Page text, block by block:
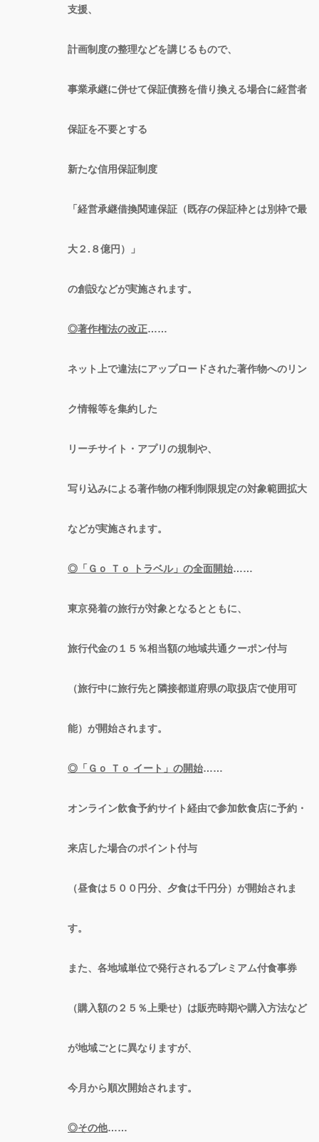
支援、
計画制度の整理などを講じるもので、
事業承継に併せて保証債務を借り換える場合に経営者
保証を不要とする
新たな信用保証制度
「経営承継借換関連保証（既存の保証枠とは別枠で最
大２.８億円）」
の創設などが実施されます。
◎著作権法の改正……
ネット上で違法にアップロードされた著作物へのリン
ク情報等を集約した
リーチサイト・アプリの規制や、
写り込みによる著作物の権利制限規定の対象範囲拡大
などが実施されます。
◎「Ｇｏ Ｔｏ トラベル」の全面開始……
東京発着の旅行が対象となるとともに、
旅行代金の１５％相当額の地域共通クーポン付与
（旅行中に旅行先と隣接都道府県の取扱店で使用可
能）が開始されます。
◎「Ｇｏ Ｔｏ イート」の開始……
オンライン飲食予約サイト経由で参加飲食店に予約・
来店した場合のポイント付与
（昼食は５００円分、夕食は千円分）が開始されま
す。
また、各地域単位で発行されるプレミアム付食事券
（購入額の２５％上乗せ）は販売時期や購入方法など
が地域ごとに異なりますが、
今月から順次開始されます。
◎その他……